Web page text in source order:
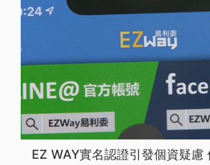
EZ WAY實名認證引發個資疑慮